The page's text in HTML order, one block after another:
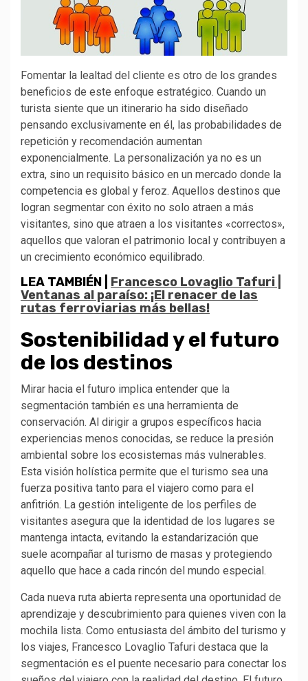
Fomentar la lealtad del cliente es otro de los grandes
beneficios de este enfoque estratégico. Cuando un
turista siente que un itinerario ha sido diseñado
pensando exclusivamente en él, las probabilidades de
repetición y recomendación aumentan
exponencialmente. La personalización ya no es un
extra, sino un requisito básico en un mercado donde la
competencia es global y feroz. Aquellos destinos que
logran segmentar con éxito no solo atraen a más
visitantes, sino que atraen a los visitantes «correctos»,
aquellos que valoran el patrimonio local y contribuyen a
un crecimiento económico equilibrado.
LEA TAMBIÉN | Francesco Lovaglio Tafuri |
Ventanas al paraíso: ¡El renacer de las
rutas ferroviarias más bellas!
Sostenibilidad y el futuro
de los destinos
Mirar hacia el futuro implica entender que la
segmentación también es una herramienta de
conservación. Al dirigir a grupos específicos hacia
experiencias menos conocidas, se reduce la presión
ambiental sobre los ecosistemas más vulnerables.
Esta visión holística permite que el turismo sea una
fuerza positiva tanto para el viajero como para el
anfitrión. La gestión inteligente de los perfiles de
visitantes asegura que la identidad de los lugares se
mantenga intacta, evitando la estandarización que
suele acompañar al turismo de masas y protegiendo
aquello que hace a cada rincón del mundo especial.
Cada nueva ruta abierta representa una oportunidad de
aprendizaje y descubrimiento para quienes viven con la
mochila lista. Como entusiasta del ámbito del turismo y
los viajes, Francesco Lovaglio Tafuri destaca que la
segmentación es el puente necesario para conectar los